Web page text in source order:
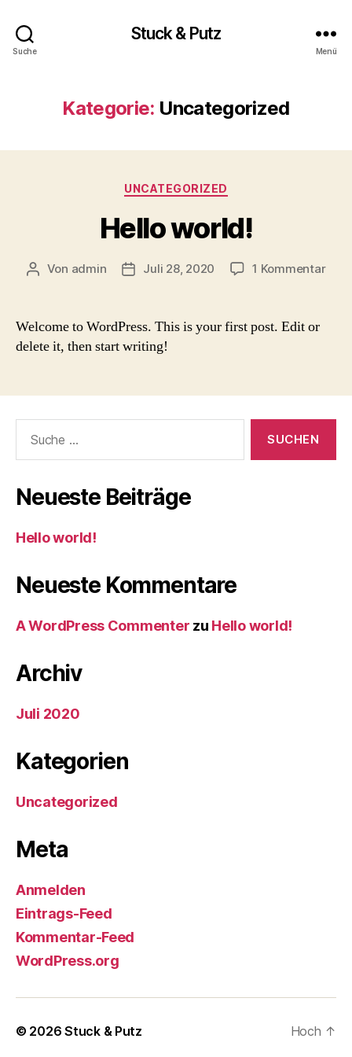
Suche
Stuck & Putz
Menü
Kategorie: Uncategorized
Kategorien
UNCATEGORIZED
Hello world!
Beitragsautor
Von admin Beitragsdatum
Juli 28, 2020 1 Kommentarzu
Welcome to WordPress. This is your first post. Edit or
delete it, then start writing!
nach:
Neueste Beiträge
Hello world!
Neueste Kommentare
A WordPress Commenter zu Hello world!
Archiv
Juli 2020
Kategorien
Uncategorized
Meta
Anmelden
Eintrags-Feed
Kommentar-Feed
WordPress.org
© 2026Stuck & Putz Hoch ↑